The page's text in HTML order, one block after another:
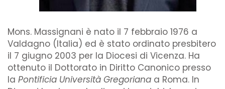
Mons. Massignani è nato il 7 febbraio 1976 a
Valdagno (Italia) ed è stato ordinato presbitero
il 7 giugno 2003 per la Diocesi di Vicenza. Ha
ottenuto il Dottorato in Diritto Canonico presso
la Pontificia Università Gregoriana a Roma. In